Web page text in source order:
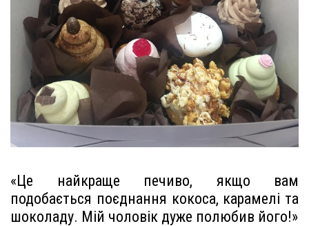
«Це найкраще печиво, якщо вам
подобається поєднання кокоса, карамелі та
шоколаду. Мій чоловік дуже полюбив його!»